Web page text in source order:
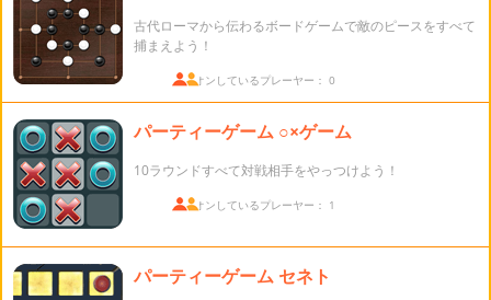
古代ローマから伝わるボードゲームで敵のピースをすべて
捕まえよう！
ログオンしているプレーヤー： 0
パーティーゲーム ○×ゲーム
10ラウンドすべて対戦相手をやっつけよう！
ログオンしているプレーヤー： 1
パーティーゲーム セネト